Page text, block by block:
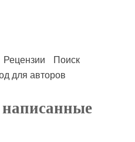
Рецензии
Поиск
для авторов
написанные